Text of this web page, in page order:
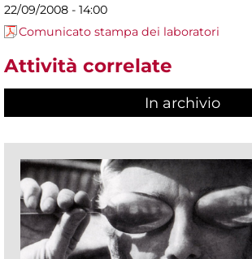
22/09/2008 - 14:00
Comunicato stampa dei laboratori
Attività correlate
In archivio